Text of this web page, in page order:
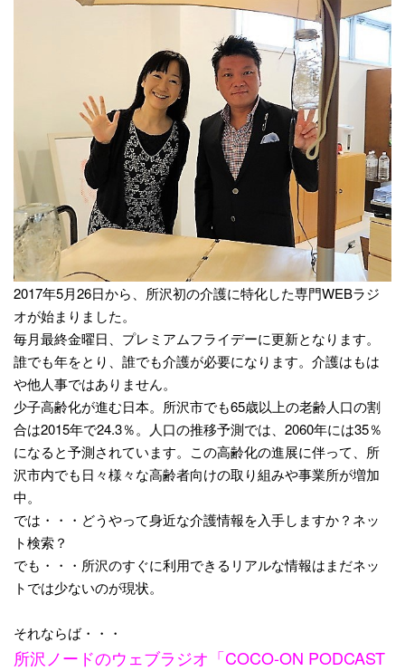
2017年5月26日から、所沢初の介護に特化した専門WEBラジ
オが始まりました。
毎月最終金曜日、プレミアムフライデーに更新となります。
誰でも年をとり、誰でも介護が必要になります。介護はもは
や他人事ではありません。
少子高齢化が進む日本。所沢市でも65歳以上の老齢人口の割
合は2015年で24.3％。人口の推移予測では、2060年には35％
になると予測されています。この高齢化の進展に伴って、所
沢市内でも日々様々な高齢者向けの取り組みや事業所が増加
中。
では・・・どうやって身近な介護情報を入手しますか？ネッ
ト検索？
でも・・・所沢のすぐに利用できるリアルな情報はまだネッ
トでは少ないのが現状。
それならば・・・
所沢ノードのウェブラジオ「COCO-ON PODCAST